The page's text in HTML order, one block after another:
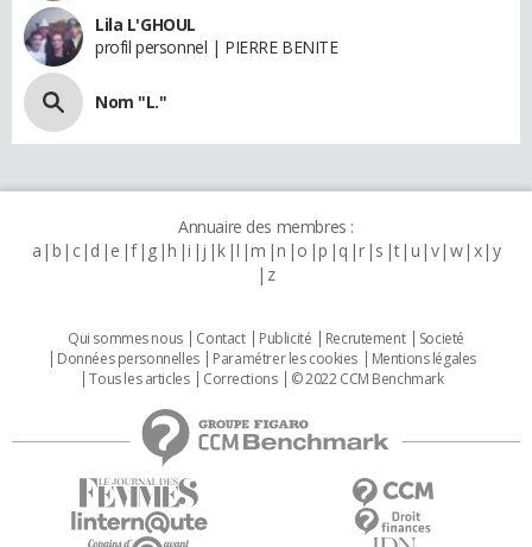
Lila L'GHOUL
profil personnel | PIERRE BENITE
Nom "L."
Annuaire des membres :
a b c d e f g h i j k l m n o p q r s t u v w x y
z
Qui sommes nous Contact Publicité Recrutement
Societé
Données personnelles
Paramétrer les cookies
Mentions légales
Tous les articles
Corrections © 2022 CCM Benchmark